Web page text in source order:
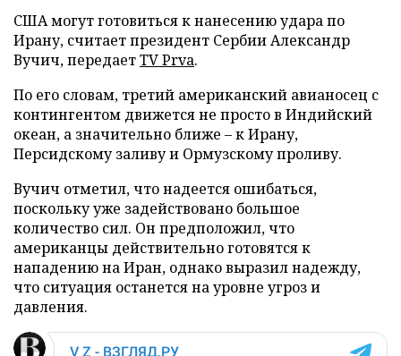
США могут готовиться к нанесению удара по
Ирану, считает президент Сербии Александр
Вучич, передаетTV Prva.
По его словам, третий американский авианосец с
контингентом движется не просто в Индийский
океан, а значительно ближе – к Ирану,
Персидскому заливу и Ормузскому проливу.
Вучич отметил, что надеется ошибаться,
поскольку уже задействовано большое
количество сил. Он предположил, что
американцы действительно готовятся к
нападению на Иран, однако выразил надежду,
что ситуация останется на уровне угроз и
давления.